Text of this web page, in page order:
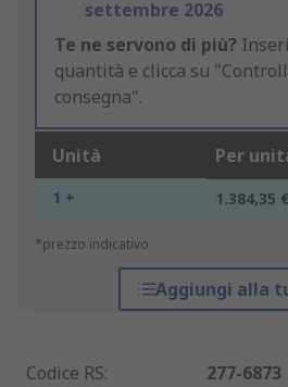
settembre 2026
Te ne servono di più?
quantità e clicca su
consegna".
Unità Per
1 + 1.384,35 €
*prezzo indicativo
Aggiungi alla
Codice RS:
277-6873